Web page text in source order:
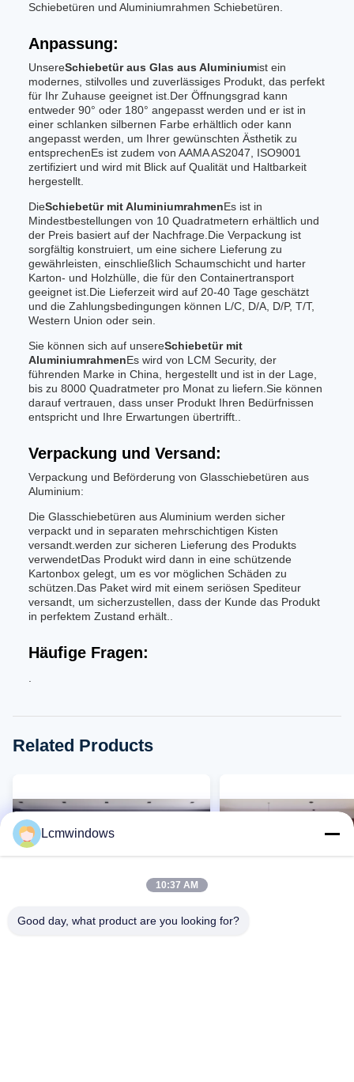
Schiebetüren und Aluminiumrahmen Schiebetüren.
Anpassung:
UnsereSchiebetür aus Glas aus Aluminiumist ein
modernes, stilvolles und zuverlässiges Produkt, das perfekt
für Ihr Zuhause geeignet ist.Der Öffnungsgrad kann
entweder 90° oder 180° angepasst werden und er ist in
einer schlanken silbernen Farbe erhältlich oder kann
angepasst werden, um Ihrer gewünschten Ästhetik zu
entsprechenEs ist zudem von AAMA AS2047, ISO9001
zertifiziert und wird mit Blick auf Qualität und Haltbarkeit
hergestellt.
DieSchiebetür mit AluminiumrahmenEs ist in
Mindestbestellungen von 10 Quadratmetern erhältlich und
der Preis basiert auf der Nachfrage.Die Verpackung ist
sorgfältig konstruiert, um eine sichere Lieferung zu
gewährleisten, einschließlich Schaumschicht und harter
Karton- und Holzhülle, die für den Containertransport
geeignet ist.Die Lieferzeit wird auf 20-40 Tage geschätzt
und die Zahlungsbedingungen können L/C, D/A, D/P, T/T,
Western Union oder sein.
Sie können sich auf unsereSchiebetür mit
AluminiumrahmenEs wird von LCM Security, der
führenden Marke in China, hergestellt und ist in der Lage,
bis zu 8000 Quadratmeter pro Monat zu liefern.Sie können
darauf vertrauen, dass unser Produkt Ihren Bedürfnissen
entspricht und Ihre Erwartungen übertrifft..
Verpackung und Versand:
Verpackung und Beförderung von Glasschiebetüren aus
Aluminium:
Die Glasschiebetüren aus Aluminium werden sicher
verpackt und in separaten mehrschichtigen Kisten
versandt.werden zur sicheren Lieferung des Produkts
verwendetDas Produkt wird dann in eine schützende
Kartonbox gelegt, um es vor möglichen Schäden zu
schützen.Das Paket wird mit einem seriösen Spediteur
versandt, um sicherzustellen, dass der Kunde das Produkt
in perfektem Zustand erhält..
Häufige Fragen:
Related Products
Lcmwindows
10:37 AM
Good day, what product are you looking for?